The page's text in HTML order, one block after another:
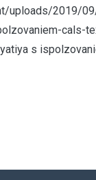
2019/
cals-
s